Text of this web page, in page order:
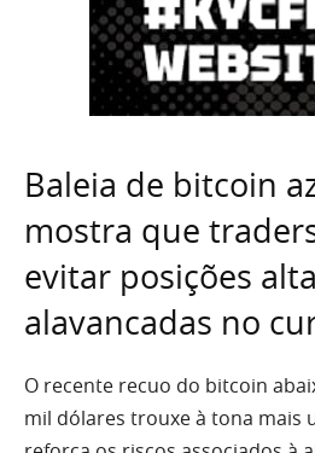
Baleia de bitcoin
mostra que
evitar posições
alavancadas no
O recente recuo do bitcoin
mil dólares trouxe à tona mais